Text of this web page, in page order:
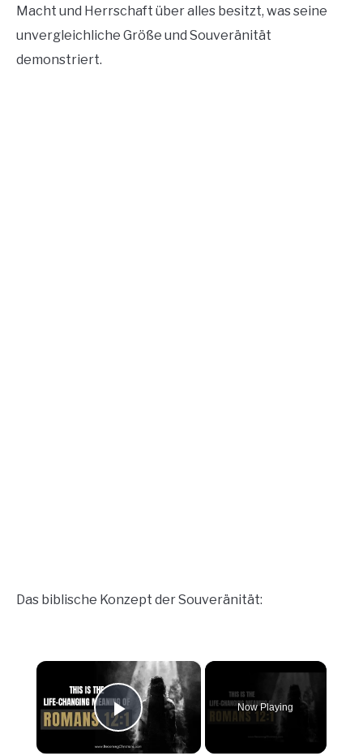
Macht und Herrschaft über alles besitzt, was seine
unvergleichliche Größe und Souveränität
demonstriert.
Das biblische Konzept der Souveränität:
×
Play Video
Now Playing